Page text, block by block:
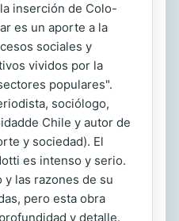
inserción de Colo-
es un aporte a la
sociales y
vividos por la
populares".
sociólogo,
Chile y autor de
y sociedad). El
es intenso y serio.
y las razones de su
pero esta obra
y detalle.